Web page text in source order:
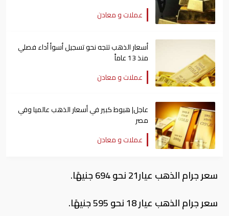
عملات و معادن
أسعار الذهب تتجه نحو تسجيل أسوأ أداء فصلي
منذ 13 عاماً
عملات و معادن
عاجل| هبوط كبير في أسعار الذهب عالميا وفي
مصر
عملات و معادن
سعر جرام الذهب عيار21 نحو 694 جنيهًا.
سعر جرام الذهب عيار 18 نحو 595 جنيهًا.